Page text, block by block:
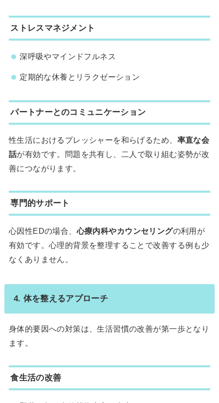
ストレスマネジメント
深呼吸やマインドフルネス
定期的な休養とリラクゼーション
パートナーとのコミュニケーション
性生活におけるプレッシャーを和らげるため、 率直な会
話が有効です。問題を共有し、二人で取り組む姿勢が改
善につながります。
専門的サポート
心因性EDの場合、心療内科やカウンセリングの利用が
有効です。心理的背景を整理することで改善する例も少
なくありません。
4. 体を整えるアプローチ
身体的要因への対策は、生活習慣の改善が第一歩となり
ます。
食生活の改善